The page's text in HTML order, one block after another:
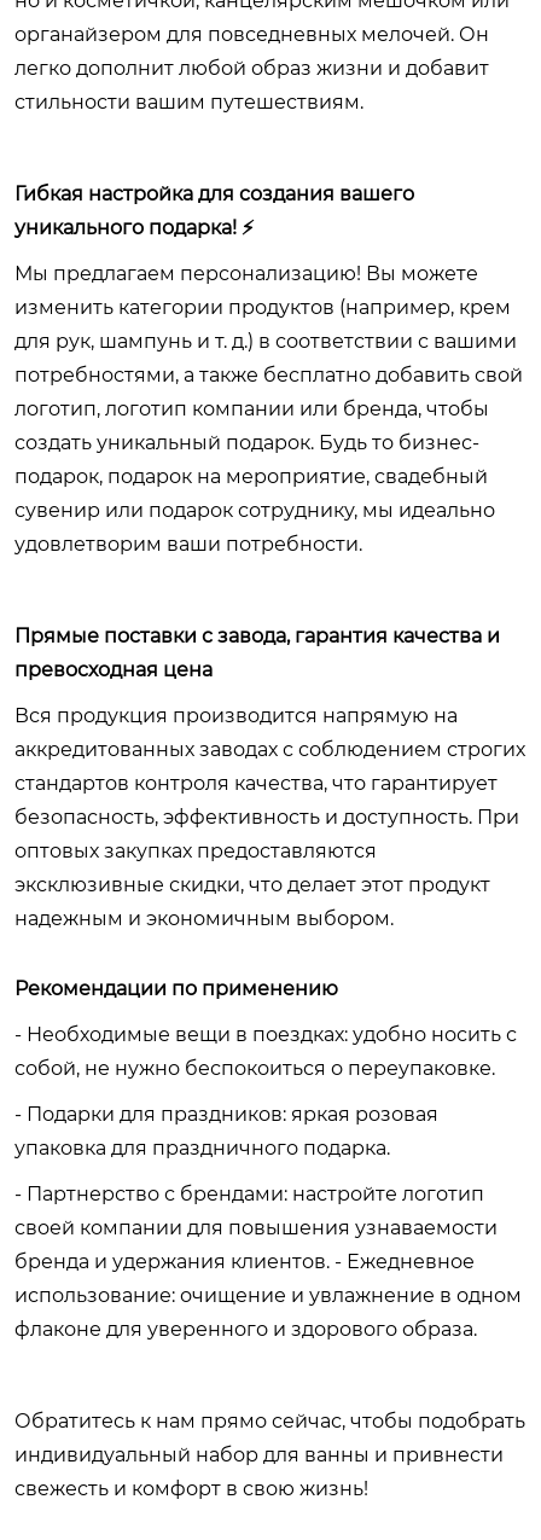
органайзером для повседневных мелочей. Он
легко дополнит любой образ жизни и добавит
стильности вашим путешествиям.
Гибкая настройка для создания вашего
уникального подарка! ⚡
Мы предлагаем персонализацию! Вы можете
изменить категории продуктов (например, крем
для рук, шампунь и т. д.) в соответствии с вашими
потребностями, а также бесплатно добавить свой
логотип, логотип компании или бренда, чтобы
создать уникальный подарок. Будь то бизнес-
подарок, подарок на мероприятие, свадебный
сувенир или подарок сотруднику, мы идеально
удовлетворим ваши потребности.
Прямые поставки с завода, гарантия качества и
превосходная цена
Вся продукция производится напрямую на
аккредитованных заводах с соблюдением строгих
стандартов контроля качества, что гарантирует
безопасность, эффективность и доступность. При
оптовых закупках предоставляются
эксклюзивные скидки, что делает этот продукт
надежным и экономичным выбором.
Рекомендации по применению
- Необходимые вещи в поездках: удобно носить с
собой, не нужно беспокоиться о переупаковке.
- Подарки для праздников: яркая розовая
упаковка для праздничного подарка.
- Партнерство с брендами: настройте логотип
своей компании для повышения узнаваемости
бренда и удержания клиентов. - Ежедневное
использование: очищение и увлажнение в одном
флаконе для уверенного и здорового образа.
Обратитесь к нам прямо сейчас, чтобы подобрать
индивидуальный набор для ванны и привнести
свежесть и комфорт в свою жизнь!